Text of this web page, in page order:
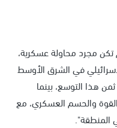
تكن مجرد محاولة عسكرية،
في الشرق الأوسط
هذا التوسع، بينما
والحسم العسكري، مع
المنطقة".